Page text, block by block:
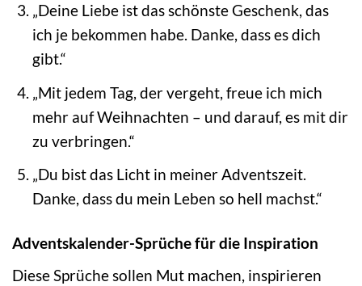
„Deine Liebe ist das schönste Geschenk, das
ich je bekommen habe. Danke, dass es dich
gibt.“
„Mit jedem Tag, der vergeht, freue ich mich
mehr auf Weihnachten – und darauf, es mit dir
zu verbringen.“
„Du bist das Licht in meiner Adventszeit.
Danke, dass du mein Leben so hell machst.“
Adventskalender-Sprüche für die Inspiration
Diese Sprüche sollen Mut machen, inspirieren